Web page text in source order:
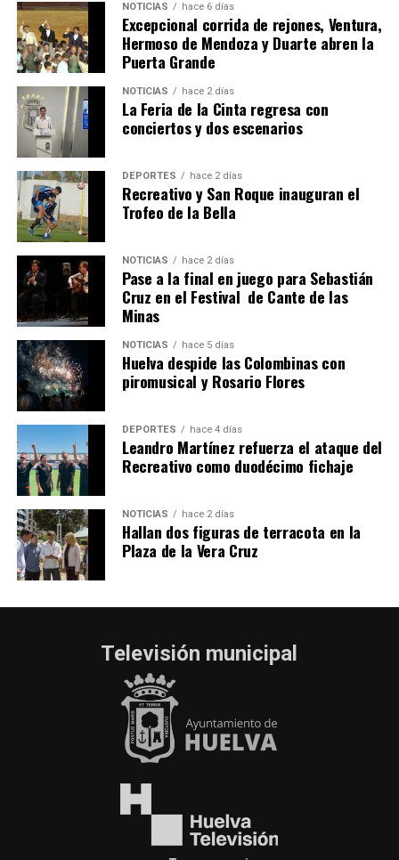
4º DÍA DE LAS FIESTAS COLOMBINAS 2026
hace 1 semana · Huelvatv
SEXTA CORRIDA DE LAS FIESTAS COLOMBINAS
2026
hace 5 días· Huelvatv
NOTICIAS hace 6 días
Excepcional corrida de rejones, Ventura,
Hermoso de Mendoza y Duarte abren la
Puerta Grande
NOTICIAS hace 2 días
La Feria de la Cinta regresa con
conciertos y dos escenarios
DEPORTES hace 2 días
Recreativo y San Roque inauguran el
Trofeo de la Bella
NOTICIAS hace 2 días
Pase a la final en juego para Sebastián
Cruz en el Festival de Cante de las
Minas
NOTICIAS hace 5 días
Huelva despide las Colombinas con
piromusical y Rosario Flores
DEPORTES hace 4 días
Leandro Martínez refuerza el ataque del
Recreativo como duodécimo fichaje
NOTICIAS hace 2 días
Hallan dos figuras de terracota en la
Plaza de la Vera Cruz
Televisión municipal